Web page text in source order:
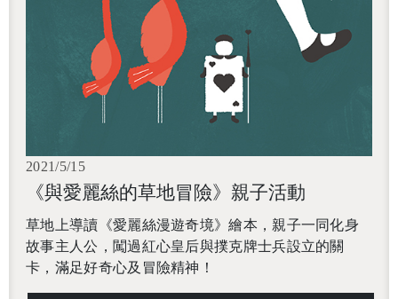
2021/5/15
《與愛麗絲的草地冒險》親子活動
草地上導讀《愛麗絲漫遊奇境》繪本，親子一同化身
故事主人公，闖過紅心皇后與撲克牌士兵設立的關
卡，滿足好奇心及冒險精神！